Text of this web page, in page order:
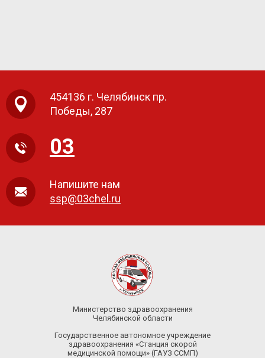
454136 г. Челябинск пр.
Победы, 287
03
Напишите нам
ssp@03chel.ru
Министерство здравоохранения
Челябинской области
Государственное автономное учреждение
здравоохранения «Станция скорой
медицинской помощи» (ГАУЗ ССМП)